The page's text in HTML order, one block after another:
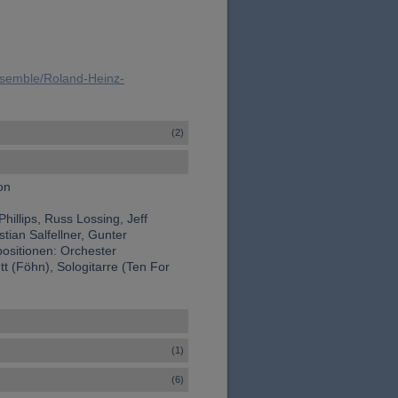
Roland-Heinz-
(2)
Russ Lossing, Jeff
Salfellner, Gunter
Orchester
(Föhn), Sologitarre (Ten For
(1)
(6)